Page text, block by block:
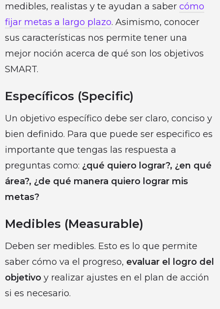
medibles, realistas y te ayudan a saber cómo
fijar metas a largo plazo. Asimismo, conocer
sus características nos permite tener una
mejor noción acerca de qué son los objetivos
SMART.
Específicos (Specific)
Un objetivo específico debe ser claro, conciso y
bien definido. Para que puede ser especifico es
importante que tengas las respuesta a
preguntas como: ¿qué quiero lograr?, ¿en qué
área?, ¿de qué manera quiero lograr mis
metas?
Medibles (Measurable)
Deben ser medibles. Esto es lo que permite
saber cómo va el progreso, evaluar el logro del
objetivo y realizar ajustes en el plan de acción
si es necesario.